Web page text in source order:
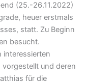
(25.-26.11.2022)
heuer erstmals
statt. Zu Beginn
besucht.
interessierten
vorgestellt und deren
für die